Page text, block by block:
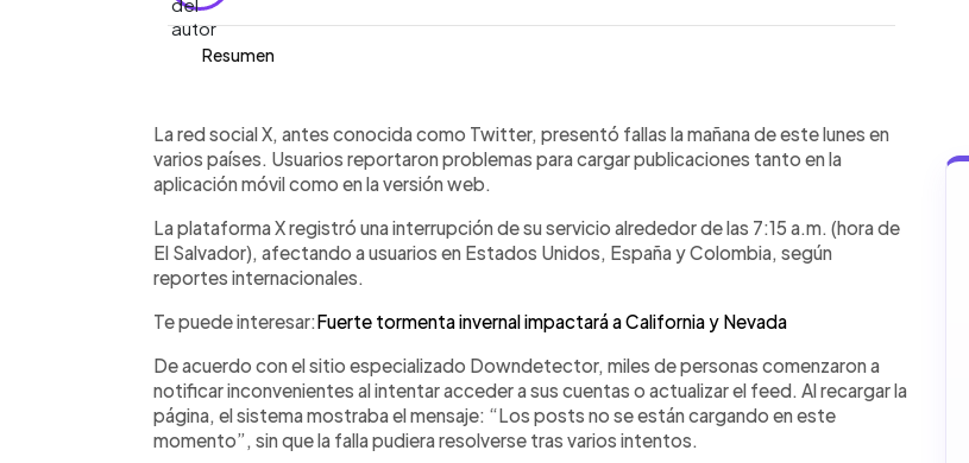
Resumen
► Escuchar artículo
mensaje general
La red social X, antes conocida como Twitter, presentó fallas la mañana de este lunes en
varios países. Usuarios reportaron problemas para cargar publicaciones tanto en la
aplicación móvil como en la versión web.
La plataforma X registró una interrupción de su servicio alrededor de las 7:15 a.m. (hora de
El Salvador), afectando a usuarios en Estados Unidos, España y Colombia, según
reportes internacionales.
Te puede interesar:Fuerte tormenta invernal impactará a California y Nevada
De acuerdo con el sitio especializado Downdetector, miles de personas comenzaron a
notificar inconvenientes al intentar acceder a sus cuentas o actualizar el feed. Al recargar la
página, el sistema mostraba el mensaje: “Los posts no se están cargando en este
momento”, sin que la falla pudiera resolverse tras varios intentos.